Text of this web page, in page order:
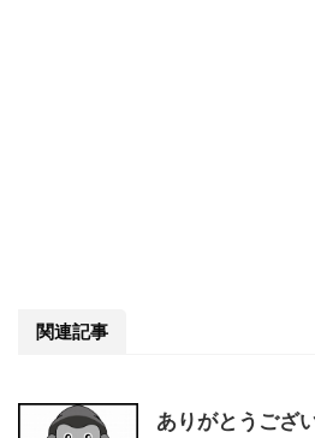
関連記事
ありがとうござ